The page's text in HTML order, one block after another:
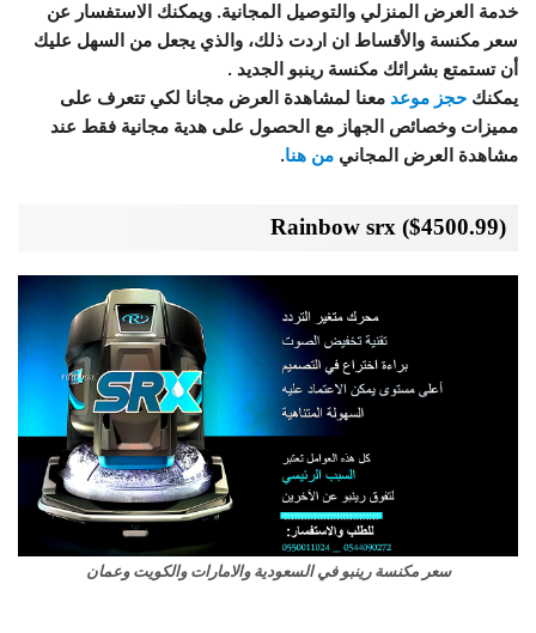
خدمة العرض المنزلي والتوصيل المجانية. ويمكنك الاستفسار عن
سعر مكنسة والأقساط ان اردت ذلك، والذي يجعل من السهل عليك
أن تستمتع بشرائك مكنسة رينبو الجديد .
يمكنك حجز موعد معنا لمشاهدة العرض مجانا لكي تتعرف على
مميزات وخصائص الجهاز مع الحصول على هدية مجانية فقط عند
مشاهدة العرض المجاني من هنا.
($4500.99)
Rainbow srx
سعر مكنسة رينبو في السعودية والامارات والكويت وعمان